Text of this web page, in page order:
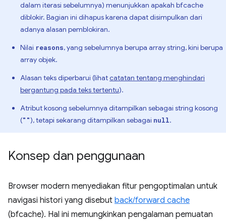
dalam iterasi sebelumnya) menunjukkan apakah bfcache
diblokir. Bagian ini dihapus karena dapat disimpulkan dari
adanya alasan pemblokiran.
Nilai reasons, yang sebelumnya berupa array string, kini berupa
array objek.
Alasan teks diperbarui (lihatcatatan tentang menghindari
bergantung pada teks tertentu).
Atribut kosong sebelumnya ditampilkan sebagai string kosong
(""), tetapi sekarang ditampilkan sebagai null.
Konsep dan penggunaan
Browser modern menyediakan fitur pengoptimalan untuk
navigasi histori yang disebut back/forward cache
(bfcache). Hal ini memungkinkan pengalaman pemuatan